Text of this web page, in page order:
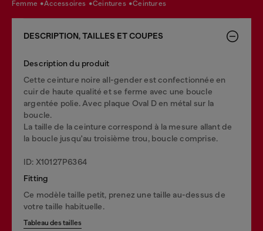
femme accessoires ceintures ceintures
DESCRIPTION, TAILLES ET COUPES
Description du produit
Cette ceinture noire all-gender est confectionnée en
cuir de haute qualité et se ferme avec une boucle
argentée polie. Avec plaque Oval D en métal sur la
boucle.
La taille de la ceinture correspond à la mesure allant de
la boucle jusqu'au troisième trou, boucle comprise.
ID: X10127P6364
Fitting
Ce modèle taille petit, prenez une taille au-dessus de
votre taille habituelle.
Tableau des tailles